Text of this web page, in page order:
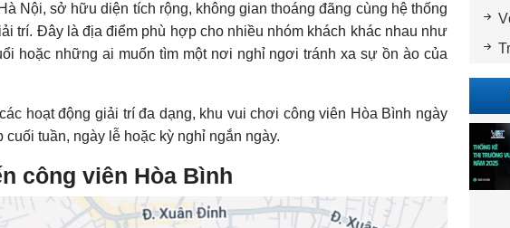
Nội, sở hữu diện tích rộng, không gian thoáng đãng cùng hệ thống
trí. Đây là địa điểm phù hợp cho nhiều nhóm khách khác nhau như
hoặc những ai muốn tìm một nơi nghỉ ngơi tránh xa sự ồn ào của
hoạt động giải trí đa dạng, khu vui chơi công viên Hòa Bình ngày
tuần, ngày lễ hoặc kỳ nghỉ ngắn ngày.
công viên Hòa Bình